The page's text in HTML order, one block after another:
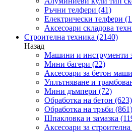
Ръчни телфери (41)
Електрически телфери
Аксесоари складова
Строителна техника (2140)
Назад
Машини и инструменти
Мини багери (22)
Аксесоари за бетон
Уплътняване и
Мини дъмпери (72)
Обработка на бетон (623)
Обработка на тръби (861)
Шпакловка и замазка
Аксесоари за